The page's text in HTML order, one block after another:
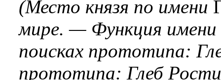
(Место князя по имени
мире. — Функция имени
поисках прототипа:
прототипа: Глеб